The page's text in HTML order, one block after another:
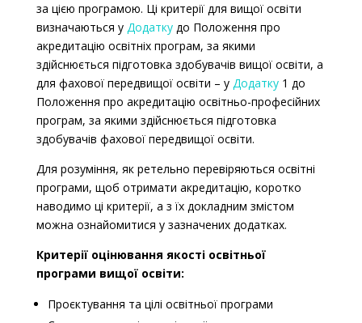
за цією програмою. Ці критерії для вищої освіти
визначаються у Додатку до Положення про
акредитацію освітніх програм, за якими
здійснюється підготовка здобувачів вищої освіти, а
для фахової передвищої освіти – у Додатку1 до
Положення про акредитацію освітньо-професійних
програм, за якими здійснюється підготовка
здобувачів фахової передвищої освіти.
Для розуміння, як ретельно перевіряються освітні
програми, щоб отримати акредитацію, коротко
наводимо ці критерії, а з їх докладним змістом
можна ознайомитися у зазначених додатках.
Критерії оцінювання якості освітньої
програми вищої освіти:
Проєктування та цілі освітньої програми